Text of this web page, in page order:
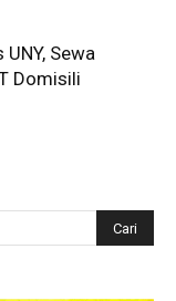
Sewa
Domisili